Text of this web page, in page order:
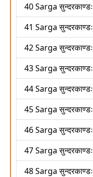
40 Sarga सुन्दरकाण्डः
41 Sarga सुन्दरकाण्डः
42 Sarga सुन्दरकाण्डः
43 Sarga सुन्दरकाण्डः
44 Sarga सुन्दरकाण्डः
45 Sarga सुन्दरकाण्डः
46 Sarga सुन्दरकाण्डः
47 Sarga सुन्दरकाण्डः
48 Sarga सुन्दरकाण्डः